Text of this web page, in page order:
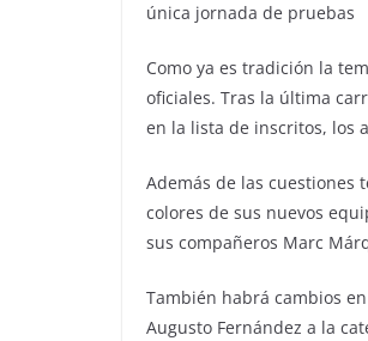
única jornada de pruebas
Como ya es tradición la
oficiales. Tras la última
en la lista de inscritos, los
Además de las cuestiones
colores de sus nuevos
sus compañeros Marc
También habrá cambios
Augusto Fernández a la